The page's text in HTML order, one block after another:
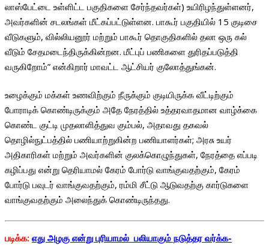
லாஸ்பேட்டை உள்ளிட்ட பகுதிகளை சேர்ந்தவர்கள்) உயிரிழந்துள்ளனர்,
அவர்களின் சடலங்கள் மீட்கப்பட்டுள்ளன. பாகூர் பகுதியில் 15 குடிசை
வீடுகளும், வில்லியனூர் மற்றும் பாகூர் தொகுதிகளில் தலா ஒரு கல்
வீடும் சேதமடைந்திருக்கின்றன. மீட்புப் பணிகளை துரிதப்படுத்தி
வருகிறோம்” என்கிறார் மாவட்ட ஆட்சியர் குலோத்துங்கன்.
உழைக்கும் மக்கள் உணவிற்கும் நீருக்கும் குடியிருக்க வீட்டிற்கும்
போராடிக் கொண்டிருக்கும் அதே நேரத்தில் உத்தரவாதமான வாழ்க்கை
கொண்ட குட்டி முதலாளித்துவ கும்பல், அதாவது தகவல்
தொழில்நுட்பத்தில் பணியாற்றுகின்ற பணியாளர்கள்; அரசு உயர்
அதிகாரிகள் மற்றும் அவர்களின் குலக்கொழுந்துகள், நேரத்தை எப்படி
கழிப்பது என்று தெரியாமல் கேரம் போர்டு வாங்குவதற்கும், கேரம்
போர்டு பவுடர் வாங்குவதற்கும், ரம்மி சீட்டு ஆடுவதற்கு கார்டுகளை
வாங்குவதற்கும் அலைந்துக் கொண்டிருந்தது.
படிக்க: எது அழகு என்று புரியாமல் பலியாகும் நடுத்தர வர்க்க-